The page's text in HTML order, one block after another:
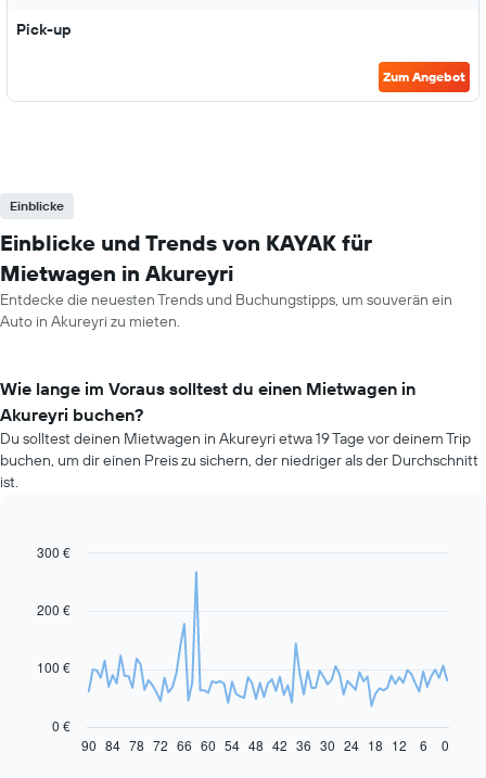
Pick-up
Zum Angebot
Einblicke
Einblicke und Trends von KAYAK für
Mietwagen in Akureyri
Entdecke die neuesten Trends und Buchungstipps, um souverän ein
Auto in Akureyri zu mieten.
Wie lange im Voraus solltest du einen Mietwagen in
Akureyri buchen?
Du solltest deinen Mietwagen in Akureyri etwa 19 Tage vor deinem Trip
buchen, um dir einen Preis zu sichern, der niedriger als der Durchschnitt
ist.
Line
91
data
Diagramm
Chart
0 €
100 €
200 €
300 €
90 84 78 72 66 60 54 48 42 36 30 24 18 12 6 0